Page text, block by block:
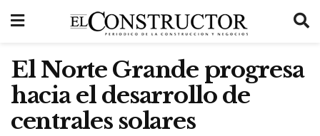
El Norte Grande progresa
hacia el desarrollo de
centrales solares